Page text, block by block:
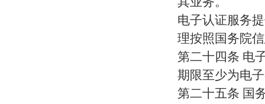
电子认证服务
理按照国务院
第二十四条 电
期限至少为电
第二十五条 国